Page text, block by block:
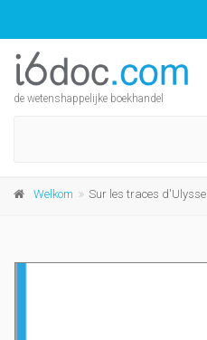
de wetenshappelijke boekhandel
Welkom Sur les traces d'Ulysse